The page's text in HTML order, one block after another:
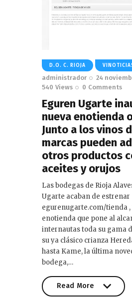
D.O. C. RIOJA
administrador
24
540 Views 0 Comments
Eguren Ugarte
nueva enotienda
Junto a los vinos
marcas pueden
otros productos
aceites y orujos
Las bodegas de Rioja
Ugarte acaban de estrenar
egurenugarte.com/tienda
enotienda que pone al
internautas toda su gama
su ya clásico crianza
hasta Kame, la última
bodega,…
Read More